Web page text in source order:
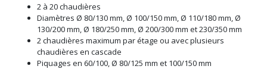
2 à 20 chaudières
Diamètres Ø 80/130 mm, Ø 100/150 mm, Ø 110/180 mm, Ø
130/200 mm, Ø 180/250 mm, Ø 200/300 mm et 230/350 mm
2 chaudières maximum par étage ou avec plusieurs
chaudières en cascade
Piquages en 60/100, Ø 80/125 mm et 100/150 mm